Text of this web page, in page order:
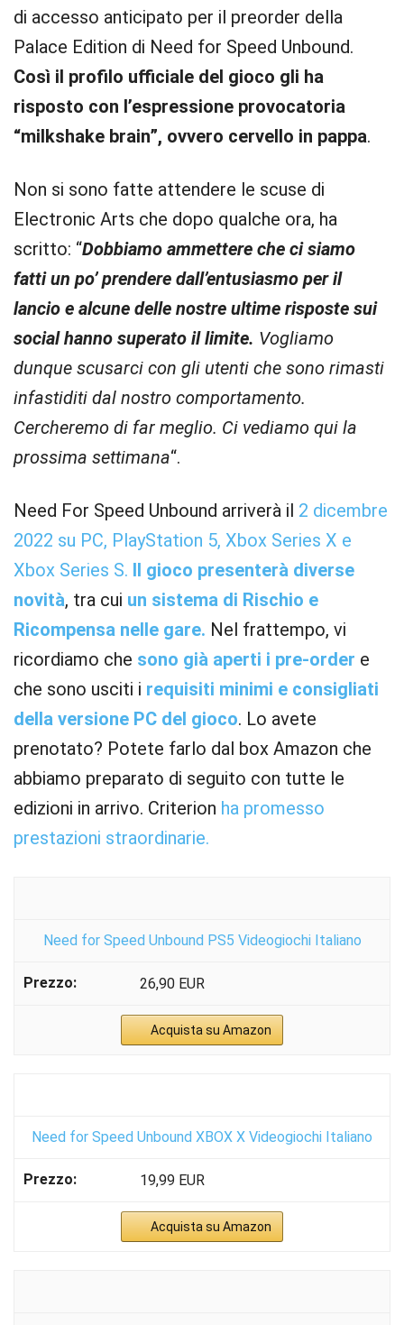
di accesso anticipato per il preorder della
Palace Edition di Need for Speed Unbound.
Così il profilo ufficiale del gioco gli ha
risposto con l’espressione provocatoria
“milkshake brain”, ovvero cervello in pappa.
Non si sono fatte attendere le scuse di
Electronic Arts che dopo qualche ora, ha
scritto: “Dobbiamo ammettere che ci siamo
fatti un po’ prendere dall’entusiasmo per il
lancio e alcune delle nostre ultime risposte sui
social hanno superato il limite. Vogliamo
dunque scusarci con gli utenti che sono rimasti
infastiditi dal nostro comportamento.
Cercheremo di far meglio. Ci vediamo qui la
prossima settimana“.
Need For Speed Unbound arriverà il 2 dicembre
2022 su PC, PlayStation 5, Xbox Series X e
Xbox Series S. Il gioco presenterà diverse
novità, tra cui un sistema di Rischio e
Ricompensa nelle gare. Nel frattempo, vi
ricordiamo che sono già aperti i pre-order e
che sono usciti i requisiti minimi e consigliati
della versione PC del gioco. Lo avete
prenotato? Potete farlo dal box Amazon che
abbiamo preparato di seguito con tutte le
edizioni in arrivo. Criterion ha promesso
prestazioni straordinarie.
Need for Speed Unbound PS5 Videogiochi Italiano
26,90 EUR
Acquista su Amazon
Need for Speed Unbound XBOX X Videogiochi Italiano
19,99 EUR
Acquista su Amazon